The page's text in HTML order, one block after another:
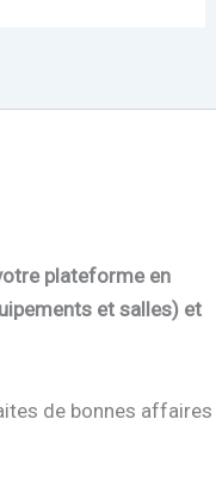
plateforme en
et salles) et
de bonnes affaires